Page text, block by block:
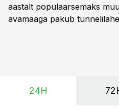
aastalt populaarsemaks
avamaaga pakub
24H